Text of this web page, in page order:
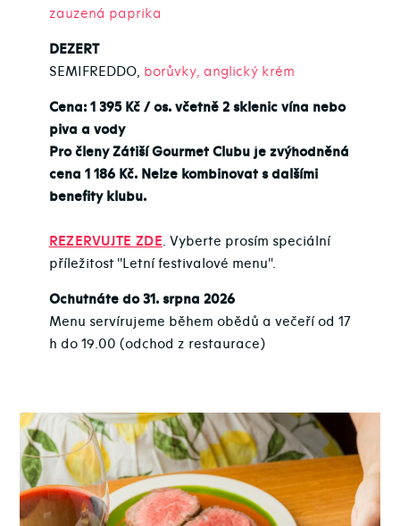
zauzená paprika
DEZERT
SEMIFREDDO, borůvky, anglický krém
Cena: 1 395 Kč / os. včetně 2 sklenic vína nebo
piva a vody
Pro členy Zátiší Gourmet Clubu je zvýhodněná
cena 1 186 Kč. Nelze kombinovat s dalšími
benefity klubu.
REZERVUJTE ZDE. Vyberte prosím speciální
příležitost "Letní festivalové menu".
Ochutnáte do 31. srpna 2026
Menu servírujeme během obědů a večeří od 17
h do 19.00 (odchod z restaurace)